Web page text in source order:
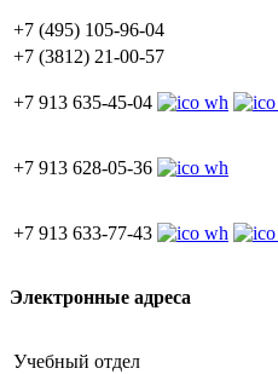
+7 (495) 105-96-04
+7 (3812) 21-00-57
+7 913 635-45-04
+7 913 628-05-36
+7 913 633-77-43
Электронные адреса
Учебный отдел